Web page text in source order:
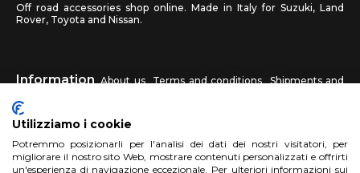
Off road accessories shop online. Made in Italy for Suzuki, Land
Rover, Toyota and Nissan.
Information About us Terms and conditions
Shipments and
returns
HM4X4 FAQ Affiliated workshop Send us a photo
Utilizziamo i cookie
Potremmo posizionarli per l'analisi dei dati dei nostri visitatori, per
migliorare il nostro sito Web, mostrare contenuti personalizzati e offrirti
un'esperienza di navigazione eccezionale. Per ulteriori informazioni sui